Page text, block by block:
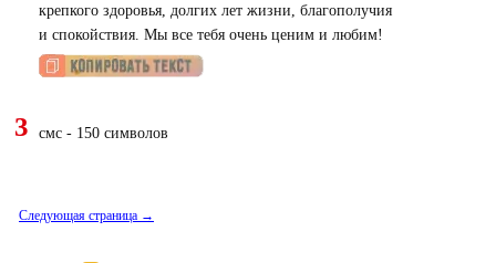
крепкого здоровья, долгих лет жизни, благополучия
и спокойствия. Мы все тебя очень ценим и любим!
3 смс - 150 символов
Следующая страница →